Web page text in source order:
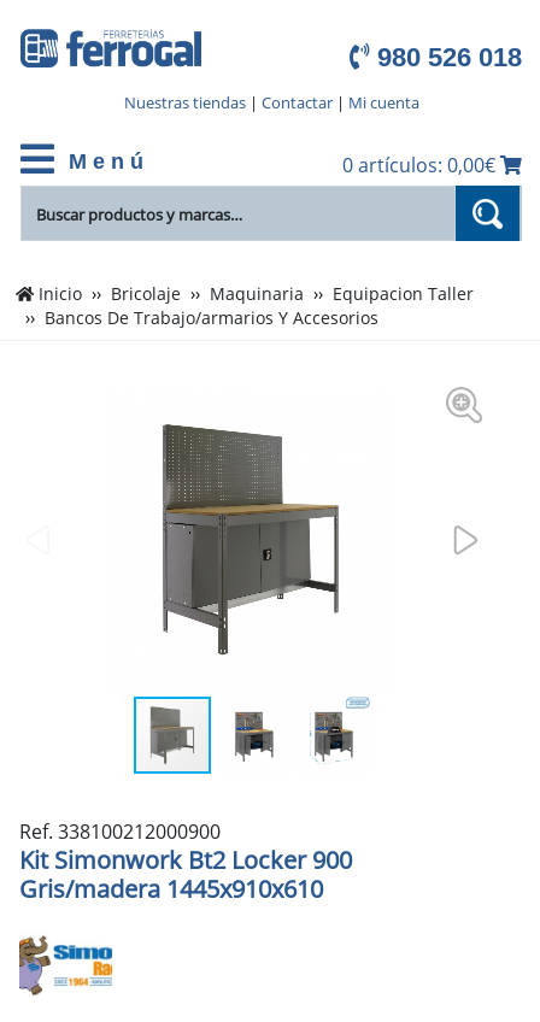
980 526 018
Nuestras tiendas| Contactar| Mi cuenta
M e n ú 0 artículos: 0,00€
Inicio Bricolaje Maquinaria
Equipacion Taller
Bancos De Trabajo/armarios Y Accesorios
Ref. 338100212000900
Kit Simonwork Bt2 Locker 900
Gris/madera 1445x910x610